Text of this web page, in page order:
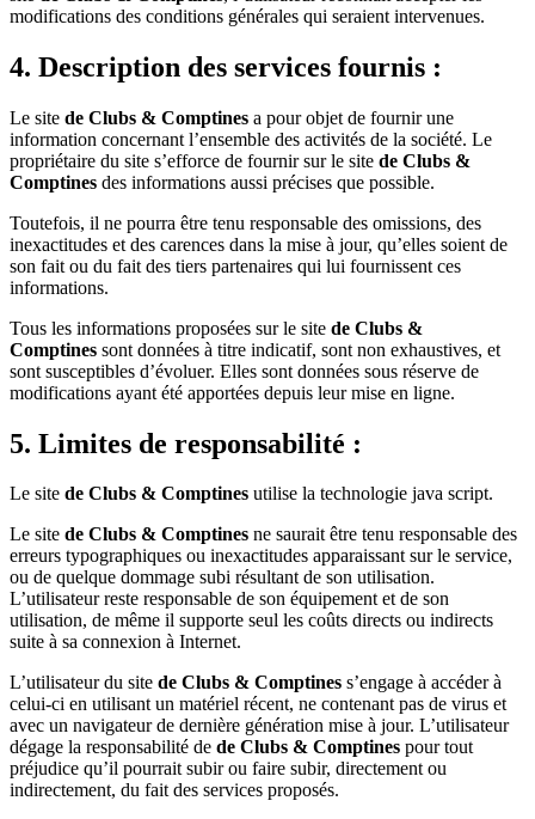
modifications des conditions générales qui seraient intervenues.
4. Description des services fournis :
Le site de Clubs & Comptines a pour objet de fournir une
information concernant l’ensemble des activités de la société. Le
propriétaire du site s’efforce de fournir sur le site de Clubs &
Comptines des informations aussi précises que possible.
Toutefois, il ne pourra être tenu responsable des omissions, des
inexactitudes et des carences dans la mise à jour, qu’elles soient de
son fait ou du fait des tiers partenaires qui lui fournissent ces
informations.
Tous les informations proposées sur le site de Clubs &
Comptines sont données à titre indicatif, sont non exhaustives, et
sont susceptibles d’évoluer. Elles sont données sous réserve de
modifications ayant été apportées depuis leur mise en ligne.
5. Limites de responsabilité :
Le site de Clubs & Comptines utilise la technologie java script.
Le site de Clubs & Comptines ne saurait être tenu responsable des
erreurs typographiques ou inexactitudes apparaissant sur le service,
ou de quelque dommage subi résultant de son utilisation.
L’utilisateur reste responsable de son équipement et de son
utilisation, de même il supporte seul les coûts directs ou indirects
suite à sa connexion à Internet.
L’utilisateur du site de Clubs & Comptines s’engage à accéder à
celui-ci en utilisant un matériel récent, ne contenant pas de virus et
avec un navigateur de dernière génération mise à jour. L’utilisateur
dégage la responsabilité de de Clubs & Comptines pour tout
préjudice qu’il pourrait subir ou faire subir, directement ou
indirectement, du fait des services proposés.